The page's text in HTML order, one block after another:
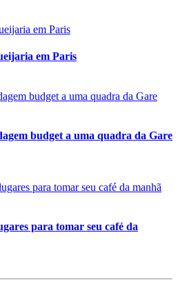
em Paris
budget a uma quadra da Gare
para tomar seu café da